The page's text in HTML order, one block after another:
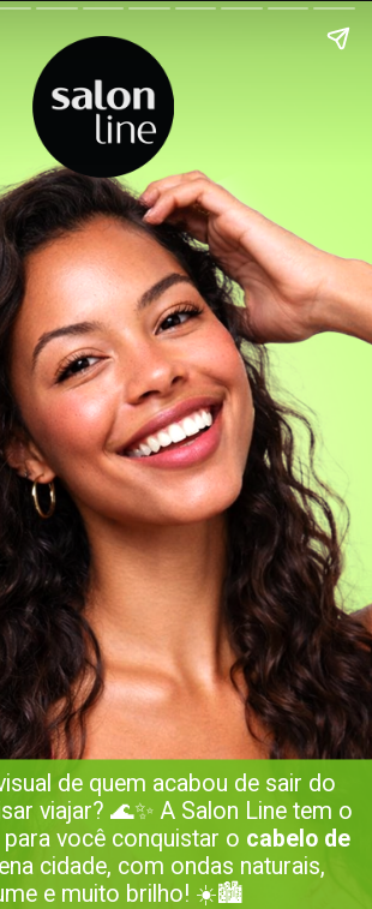
de quem acabou de sair do
viajar? 🌊✨ A Salon Line tem o
você conquistar o cabelo de
cidade, com ondas naturais,
e muito brilho! ☀️🏙️